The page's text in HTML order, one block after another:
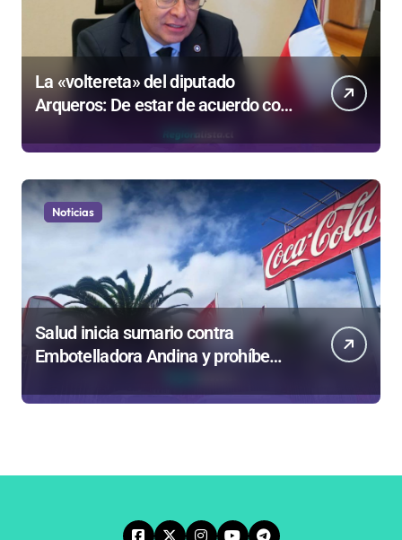
La «voltereta» del diputado
Arqueros: De estar de acuerdo con
privatizar Codelco a defender una
empresa 100% estatal
Noticias
Salud inicia sumario contra
Embotelladora Andina y prohíbe
laborales